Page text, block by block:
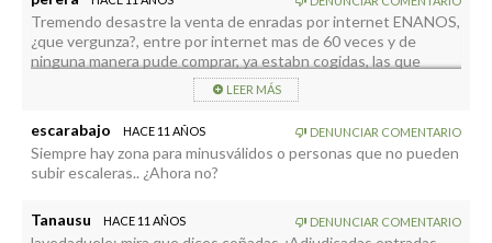
Tremendo desastre la venta de enradas por internet ENANOS,
¿que vergunza?, entre por internet mas de 60 veces y de
ninguna manera pude comprar, ya estabn cogidas, las que
elegia, se bloqueba el sistema y a volver a empezar. Así desde
las 10,3 hasta las 13,30h……………………………………………que el
LEER MÁS
escarabajo HACE 11 AÑOS DENUNCIAR COMENTARIO
Siempre hay zona para minusválidos o personas que no pueden
subir escaleras.. ¿Ahora no?
Tanausu HACE 11 AÑOS DENUNCIAR COMENTARIO